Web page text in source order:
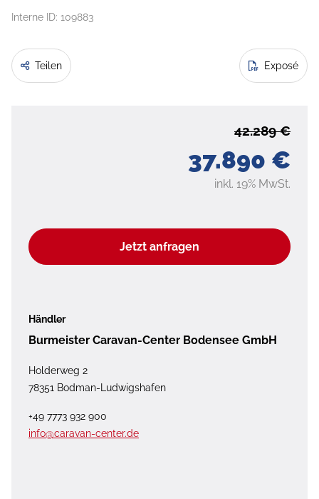
Interne ID: 109883
Teilen Exposé
37.890 €
42.289 €
inkl. 19% MwSt.
Jetzt anfragen
Händler
Burmeister Caravan-Center Bodensee GmbH
Holderweg 2
78351 Bodman-Ludwigshafen
+49 7773 932 900
info@caravan-center.de